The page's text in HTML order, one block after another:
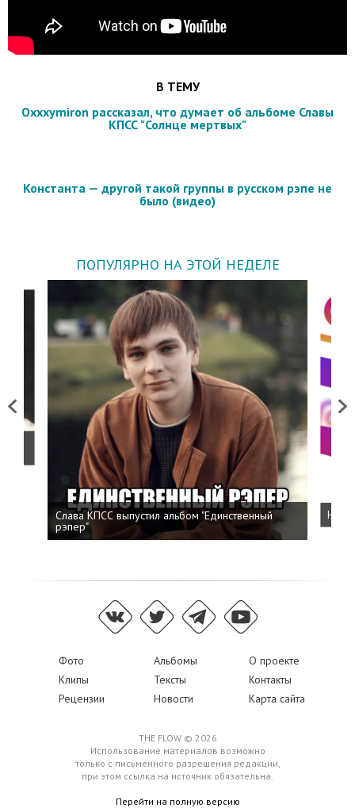
В ТЕМУ
Oxxxymiron рассказал, что думает об альбоме Славы
КПСС "Солнце мертвых"
Константа — другой такой группы в русском рэпе не
было (видео)
ПОПУЛЯРНО НА ЭТОЙ НЕДЕЛЕ
Previous
Слава КПСС выпустил альбом "Единственный
рэпер"
Next
Фото Альбомы
О проекте
Клипы
Тексты
Контакты
Рецензии
Новости Карта сайта
THE FLOW © 2026
Использование материалов возможно
только с письменного разрешения редакции,
при этом ссылка на источник обязательна.
Перейти на полную версию